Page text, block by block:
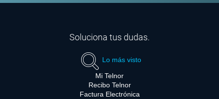
Soluciona tus dudas.
Lo más visto
Mi Telnor
Recibo Telnor
Factura Electrónica